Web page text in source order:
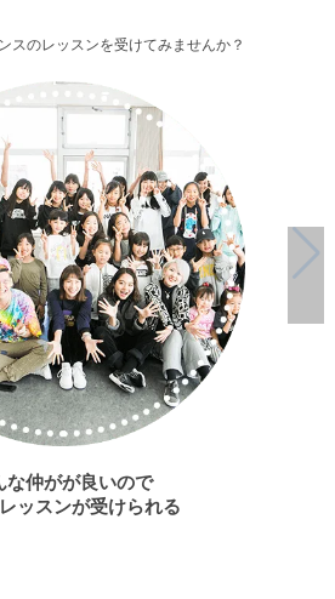
スのレッスンを受けてみませんか？
な仲がが良いので
ッスンが受けられる